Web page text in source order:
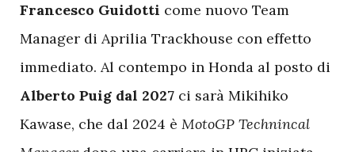
Francesco Guidotti come nuovo Team
Manager di Aprilia Trackhouse con effetto
immediato. Al contempo in Honda al posto di
Alberto Puig dal 2027 ci sarà Mikihiko
Kawase, che dal 2024 è MotoGP Technincal